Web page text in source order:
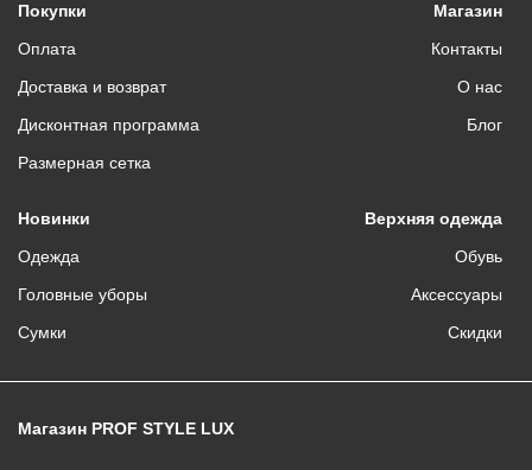
Покупки
Магазин
Оплата
Контакты
Доставка и возврат
О нас
Дисконтная программа
Блог
Размерная сетка
Новинки
Верхняя одежда
Одежда
Обувь
Головные уборы
Аксессуары
Сумки
Скидки
Магазин PROF STYLE LUX